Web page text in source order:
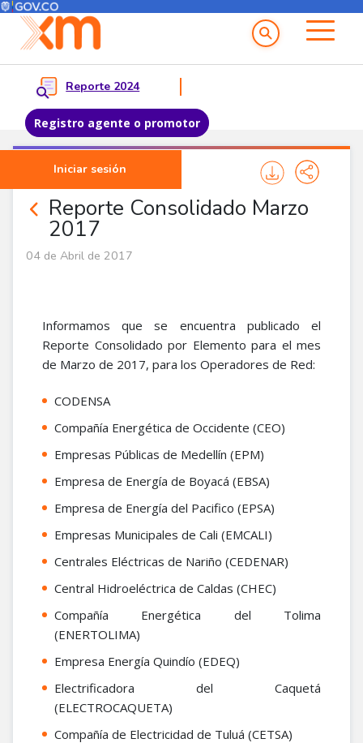
Pasar al contenido principal
Menú del Usuario
Reporte 2024
Registro agente o promotor
Iniciar sesión
Menu principal
Reporte Consolidado Marzo
2017
Noticias Corporativas
04 de Abril de 2017
Informamos que se encuentra publicado el
Reporte Consolidado por Elemento para el mes
de Marzo de 2017, para los Operadores de Red:
CODENSA
Compañía Energética de Occidente (CEO)
Empresas Públicas de Medellín (EPM)
Empresa de Energía de Boyacá (EBSA)
Empresa de Energía del Pacifico (EPSA)
Empresas Municipales de Cali (EMCALI)
Centrales Eléctricas de Nariño (CEDENAR)
Central Hidroeléctrica de Caldas (CHEC)
Compañía Energética del Tolima
(ENERTOLIMA)
Empresa Energía Quindío (EDEQ)
Electrificadora del Caquetá
(ELECTROCAQUETA)
Compañía de Electricidad de Tuluá (CETSA)